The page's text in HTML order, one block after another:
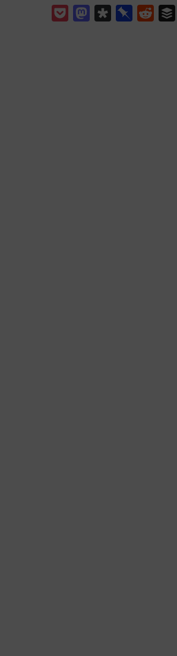
Pocket MastodonDiasporaPinboardReddit